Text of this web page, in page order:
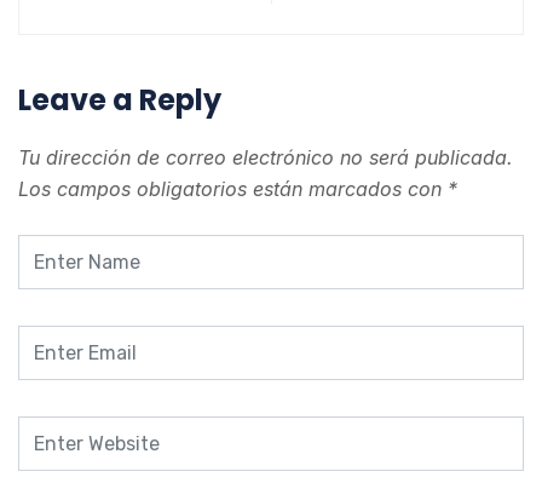
Leave a Reply
Tu dirección de correo electrónico no será publicada.
Los campos obligatorios están marcados con *